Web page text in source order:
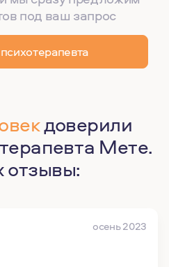
под ваш запрос
доверили
Мете.
отзывы:
осень 2023